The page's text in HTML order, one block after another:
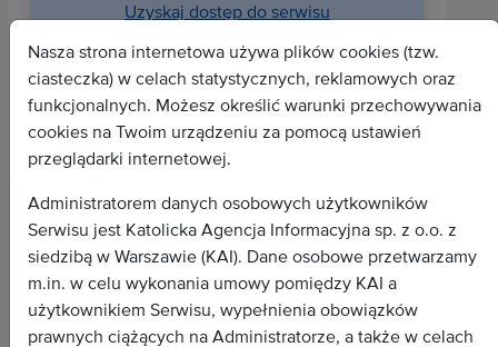
Uzyskaj dostęp do serwisu
Wszystkie depesze
Dokument
Wywiad
Nasza strona internetowa używa plików cookies (tzw.
ciasteczka) w celach statystycznych, reklamowych oraz
funkcjonalnych. Możesz określić warunki przechowywania
cookies na Twoim urządzeniu za pomocą ustawień
przeglądarki internetowej.
Administratorem danych osobowych użytkowników
Serwisu jest Katolicka Agencja Informacyjna sp. z o.o. z
siedzibą w Warszawie (KAI). Dane osobowe przetwarzamy
m.in. w celu wykonania umowy pomiędzy KAI a
użytkownikiem Serwisu, wypełnienia obowiązków
prawnych ciążących na Administratorze, a także w celach